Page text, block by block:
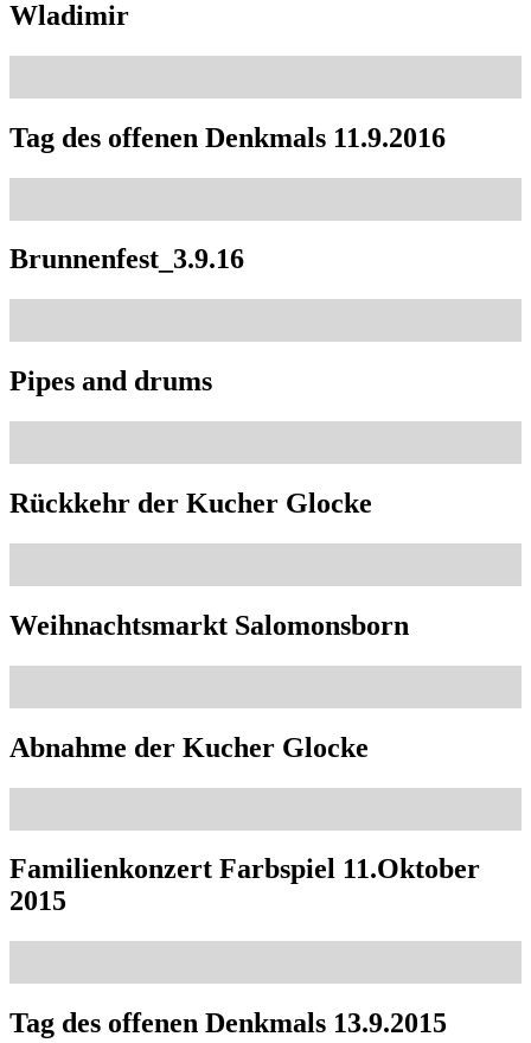
Wladimir
Tag des offenen Denkmals 11.9.2016
Brunnenfest_3.9.16
Pipes and drums
Rückkehr der Kucher Glocke
Weihnachtsmarkt Salomonsborn
Abnahme der Kucher Glocke
Familienkonzert Farbspiel 11.Oktober
2015
Tag des offenen Denkmals 13.9.2015